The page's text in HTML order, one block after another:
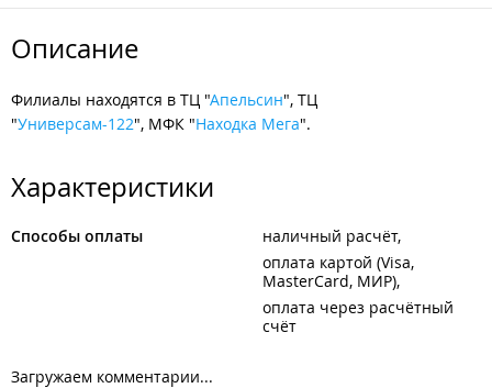
Описание
Филиалы находятся в ТЦ "Апельсин", ТЦ
"Универсам-122", МФК "Находка Мега".
Характеристики
Способы оплаты
наличный расчёт
оплата картой (Visa,
MasterCard, МИР)
оплата через расчётный
счёт
Загружаем комментарии...